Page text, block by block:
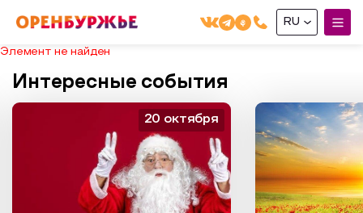
Фотобанк
МОЙ МАРШРУТ
RU
Русский(RU)
Элемент не найден
Интересные события
20 октября